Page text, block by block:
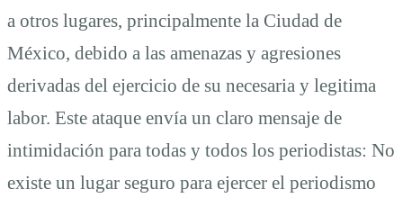
a otros lugares, principalmente la Ciudad de
México, debido a las amenazas y agresiones
derivadas del ejercicio de su necesaria y legitima
labor. Este ataque envía un claro mensaje de
intimidación para todas y todos los periodistas: No
existe un lugar seguro para ejercer el periodismo